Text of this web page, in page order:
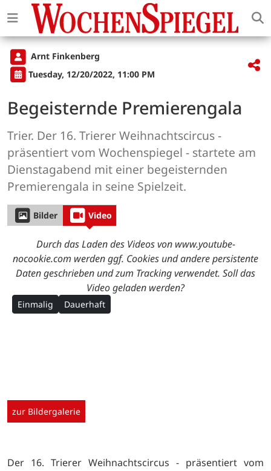
Arnt Finkenberg
Tuesday, 12/20/2022, 11:00 PM
Begeisternde Premierengala
Trier. Der 16. Trierer Weihnachtscircus -
präsentiert vom Wochenspiegel - startete am
Dienstagabend mit einer begeisternden
Premierengala in seine Spielzeit.
Bilder Video
Durch das Laden des Videos von www.youtube-
nocookie.com werden ggf. Cookies und andere persistente
Daten geschrieben und zum Tracking verwendet. Soll das
Video geladen werden?
Einmalig Dauerhaft
zur Bildergalerie
Der 16. Trierer Weihnachtscircus - präsentiert vom